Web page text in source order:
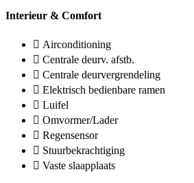
Interieur & Comfort
Airconditioning
Centrale deurv. afstb.
Centrale deurvergrendeling
Elektrisch bedienbare ramen
Luifel
Omvormer/Lader
Regensensor
Stuurbekrachtiging
Vaste slaapplaats